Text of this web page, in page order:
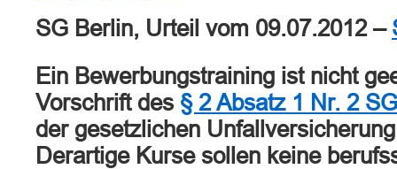
SG Berlin, Urteil vom 09.07.2012 –
Ein Bewerbungstraining ist nicht
Vorschrift des § 2 Absatz 1 Nr. 2
der gesetzlichen
Derartige Kurse sollen keine